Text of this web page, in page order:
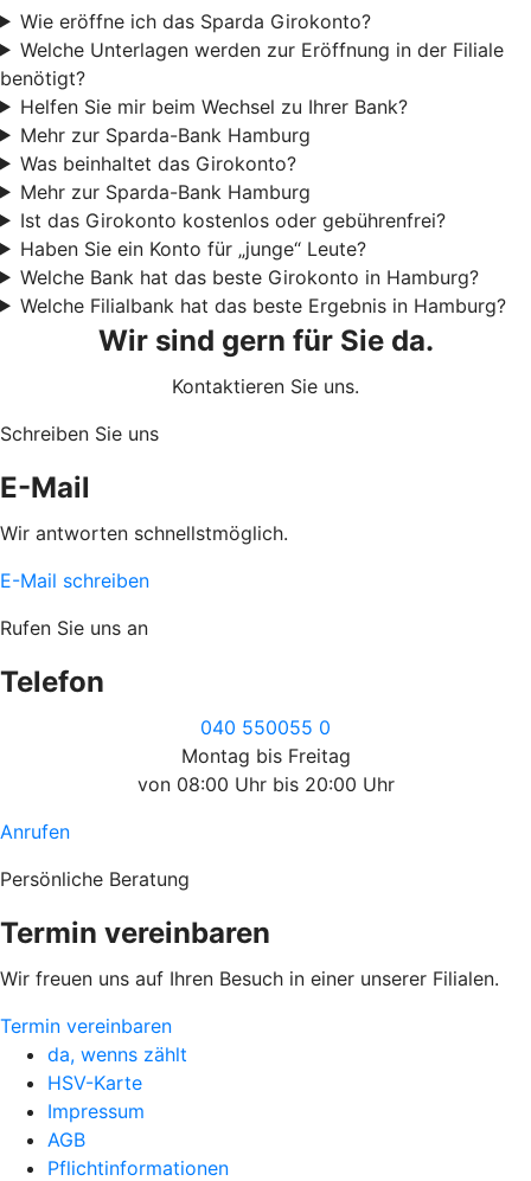
Wie eröffne ich das Sparda Girokonto?
Welche Unterlagen werden zur Eröffnung in der Filiale
benötigt?
Helfen Sie mir beim Wechsel zu Ihrer Bank?
Mehr zur Sparda-Bank Hamburg
Was beinhaltet das Girokonto?
Mehr zur Sparda-Bank Hamburg
Ist das Girokonto kostenlos oder gebührenfrei?
Haben Sie ein Konto für „junge“ Leute?
Welche Bank hat das beste Girokonto in Hamburg?
Welche Filialbank hat das beste Ergebnis in Hamburg?
Wir sind gern für Sie da.
Kontaktieren Sie uns.
Schreiben Sie uns
E-Mail
Wir antworten schnellstmöglich.
E-Mail schreiben
Rufen Sie uns an
Telefon
040 550055 0
Montag bis Freitag
von 08:00 Uhr bis 20:00 Uhr
Anrufen
Persönliche Beratung
Termin vereinbaren
Wir freuen uns auf Ihren Besuch in einer unserer Filialen.
Termin vereinbaren
da, wenns zählt
HSV-Karte
Impressum
AGB
Pflichtinformationen